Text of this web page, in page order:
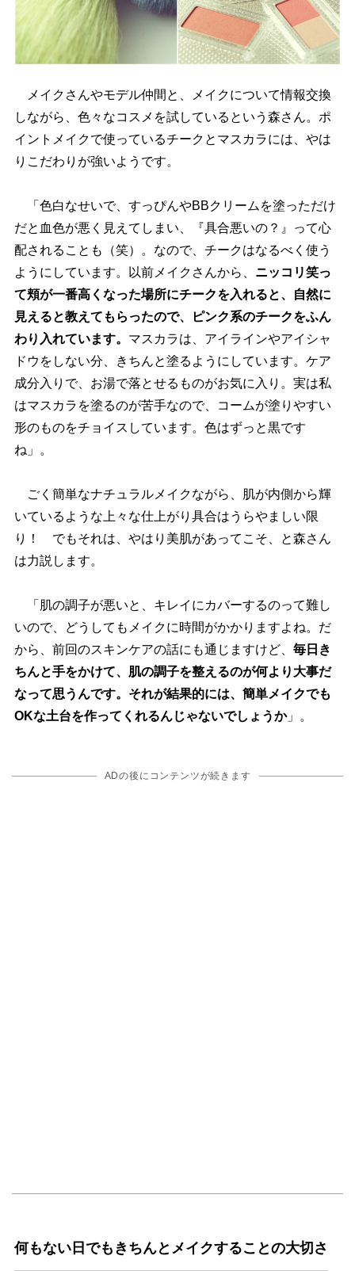
メイクさんやモデル仲間と、メイクについて情報交換
しながら、色々なコスメを試しているという森さん。ポ
イントメイクで使っているチークとマスカラには、やは
りこだわりが強いようです。
「色白なせいで、すっぴんやBBクリームを塗っただけ
だと血色が悪く見えてしまい、『具合悪いの？』って心
配されることも（笑）。なので、チークはなるべく使う
ようにしています。以前メイクさんから、 ニッコリ笑っ
て頬が一番高くなった場所にチークを入れると、自然に
見えると教えてもらったので、ピンク系のチークをふん
わり入れています。 マスカラは、アイラインやアイシャ
ドウをしない分、きちんと塗るようにしています。ケア
成分入りで、お湯で落とせるものがお気に入り。実は私
はマスカラを塗るのが苦手なので、コームが塗りやすい
形のものをチョイスしています。色はずっと黒です
ね」。
ごく簡単なナチュラルメイクながら、肌が内側から輝
いているような上々な仕上がり具合はうらやましい限
り！ でもそれは、やはり美肌があってこそ、と森さん
は力説します。
「肌の調子が悪いと、キレイにカバーするのって難し
いので、どうしてもメイクに時間がかかりますよね。だ
から、前回のスキンケアの話にも通じますけど、 毎日き
ちんと手をかけて、肌の調子を整えるのが何より大事だ
なって思うんです。それが結果的には、簡単メイクでも
OKな土台を作ってくれるんじゃないでしょうか」。
ADの後にコンテンツが続きます
何もない日でもきちんとメイクすることの大切さ